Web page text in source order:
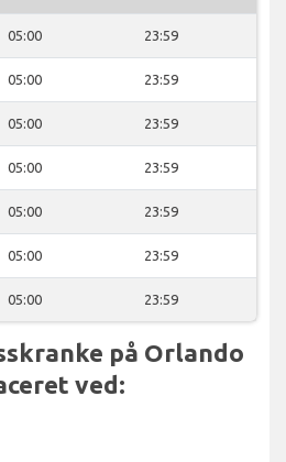
05:00 23:59
05:00 23:59
05:00 23:59
05:00 23:59
05:00 23:59
05:00 23:59
05:00 23:59
på Orlando
ved: